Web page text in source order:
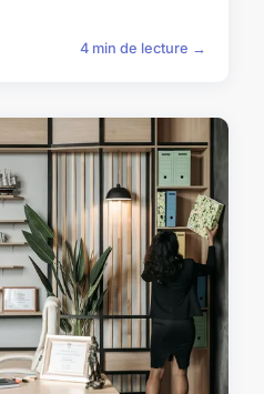
4 min de lecture →